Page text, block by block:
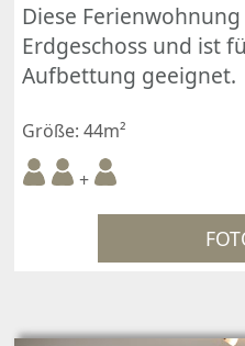
Diese
Erdgeschoss und ist
Aufbettung geeignet.
Größe: 44m²
+